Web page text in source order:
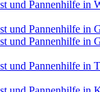
und Pannenhilfe in
und Pannenhilfe in
und Pannenhilfe in
und Pannenhilfe in